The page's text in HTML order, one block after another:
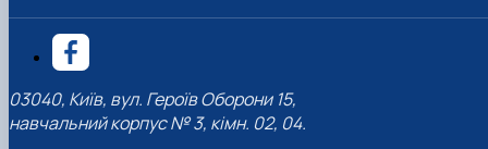
03040, Київ, вул. Героїв Оборони 15,
навчальний корпус № 3, кімн. 02, 04.